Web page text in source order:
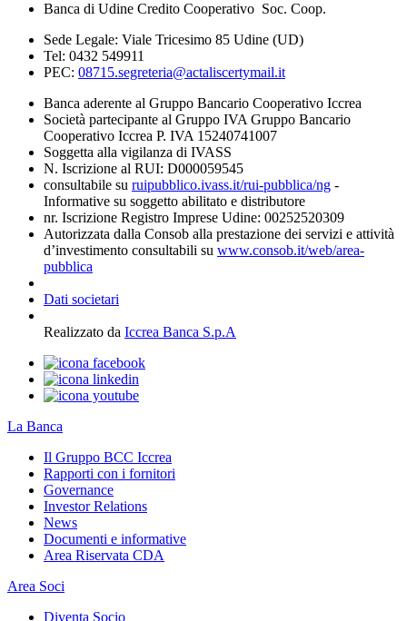
Banca di Udine Credito Cooperativo Soc. Coop.
Sede Legale: Viale Tricesimo 85 Udine (UD)
Tel: 0432 549911
PEC: 08715.segreteria@actaliscertymail.it
Banca aderente al Gruppo Bancario Cooperativo Iccrea
Società partecipante al Gruppo IVA Gruppo Bancario
Cooperativo Iccrea P. IVA 15240741007
Soggetta alla vigilanza di IVASS
N. Iscrizione al RUI: D000059545
consultabile su ruipubblico.ivass.it/rui-pubblica/ng -
Informative su soggetto abilitato e distributore
nr. Iscrizione Registro Imprese Udine: 00252520309
Autorizzata dalla Consob alla prestazione dei servizi e attività
d’investimento consultabili su www.consob.it/web/area-
pubblica
Dati societari
Realizzato da Iccrea Banca S.p.A
La Banca
Il Gruppo BCC Iccrea
Rapporti con i fornitori
Governance
Investor Relations
News
Documenti e informative
Area Riservata CDA
Area Soci
Diventa Socio